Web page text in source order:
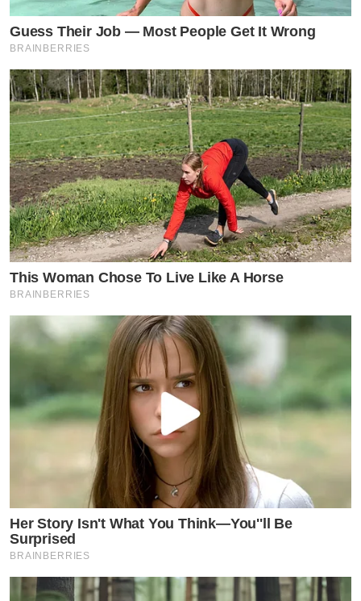
Guess Their Job — Most People Get It Wrong
BRAINBERRIES
This Woman Chose To Live Like A Horse
BRAINBERRIES
Her Story Isn't What You Think—You''ll Be
Surprised
BRAINBERRIES